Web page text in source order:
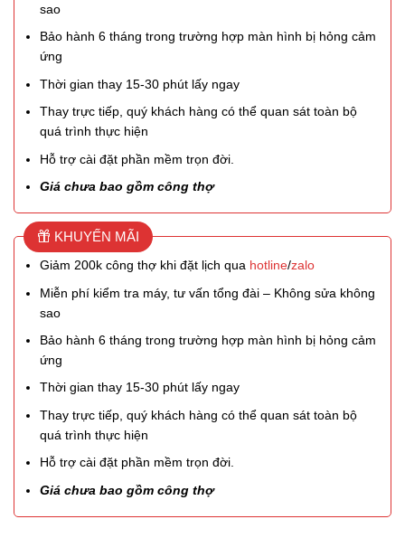
sao
Bảo hành 6 tháng trong trường hợp màn hình bị hỏng cảm
ứng
Thời gian thay 15-30 phút lấy ngay
Thay trực tiếp, quý khách hàng có thể quan sát toàn bộ
quá trình thực hiện
Hỗ trợ cài đặt phần mềm trọn đời.
Giá chưa bao gồm công thợ
KHUYẾN MÃI
Giảm 200k công thợ khi đặt lịch qua hotline/zalo
Miễn phí kiểm tra máy, tư vấn tổng đài – Không sửa không
sao
Bảo hành 6 tháng trong trường hợp màn hình bị hỏng cảm
ứng
Thời gian thay 15-30 phút lấy ngay
Thay trực tiếp, quý khách hàng có thể quan sát toàn bộ
quá trình thực hiện
Hỗ trợ cài đặt phần mềm trọn đời.
Giá chưa bao gồm công thợ